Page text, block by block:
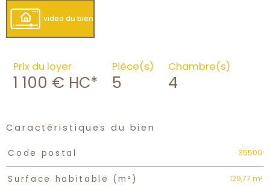
video du bien
Prix du loyer
1 100 € HC*
Pièce(s)
5
Chambre(s)
4
Caractéristiques du bien
Caractéristiques Valeurs
Code postal 35500
Surface habitable (m²) 129,77 m²